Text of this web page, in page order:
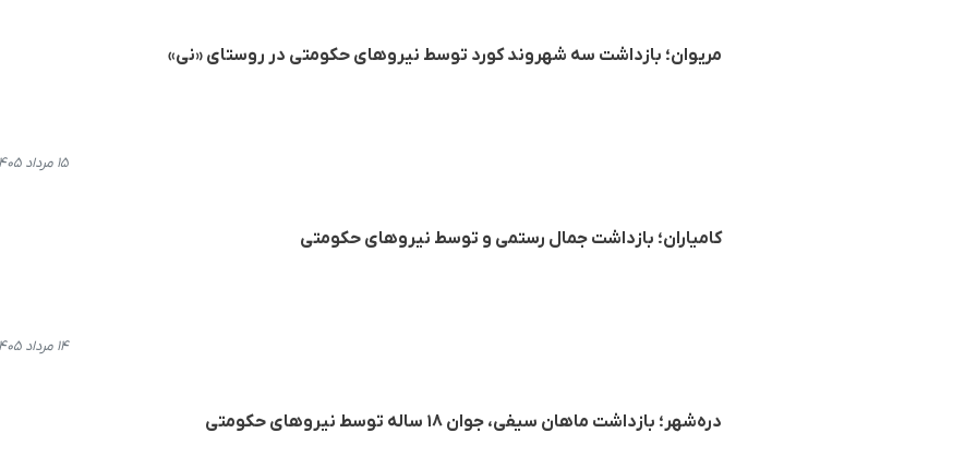
مریوان؛ بازداشت سه شهروند کورد توسط نیروهای حکومتی در روستای «نی»
۱۵ مرداد ۱۴۰۵، ۱۲:۳۷
کامیاران؛ بازداشت جمال رستمی و توسط نیروهای حکومتی
۱۴ مرداد ۱۴۰۵، ۱۹:۳۴
دره‌شهر؛ بازداشت ماهان سیفی، جوان ۱۸ ساله توسط نیروهای حکومتی